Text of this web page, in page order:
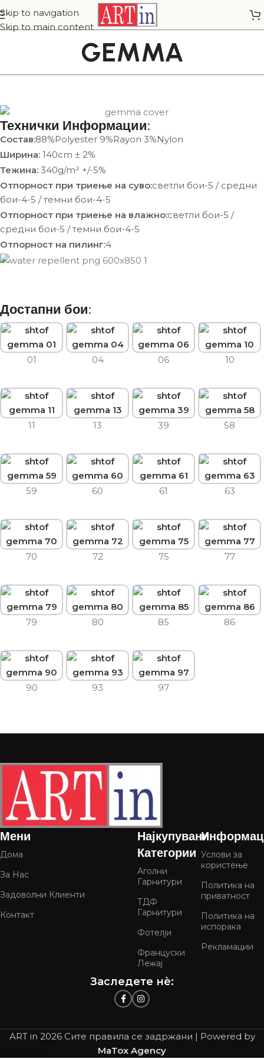
Skip to navigation
Skip to main content
GEMMA
Технички Информации:
Состав:88%Polyester 9%Rayon 3%Nylon
Ширина: 140cm ± 2%
Тежина: 340g/m² +/-5%
Отпорност при триење на суво:светли бои-5 / средни
бои-4-5 / темни бои-4-5
Отпорност при триење на влажно:светли бои-5 /
средни бои-5 / темни бои-4-5
Отпорност на пилинг:4
Достапни бои:
01 04 06 10
11 13 39 58
59 60 61 63
70 72 75 77
79 80 85 86
90 93 97
Мени
Дома
За Нас
Задоволни Клиенти
Контакт
Најкупувани
Категории
Аголни
Гарнитури
ТДФ
Гарнитури
Фотелји
Француски
Лежај
Услови за
користење
Политика на
приватност
Политика на
испорака
Рекламации
Заследете нѐ:
ART in 2026 Сите правила се задржани | Powered by
MaTox Agency